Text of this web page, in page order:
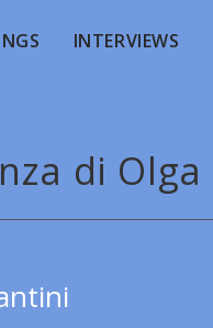
INTERVIEWS
di Olga